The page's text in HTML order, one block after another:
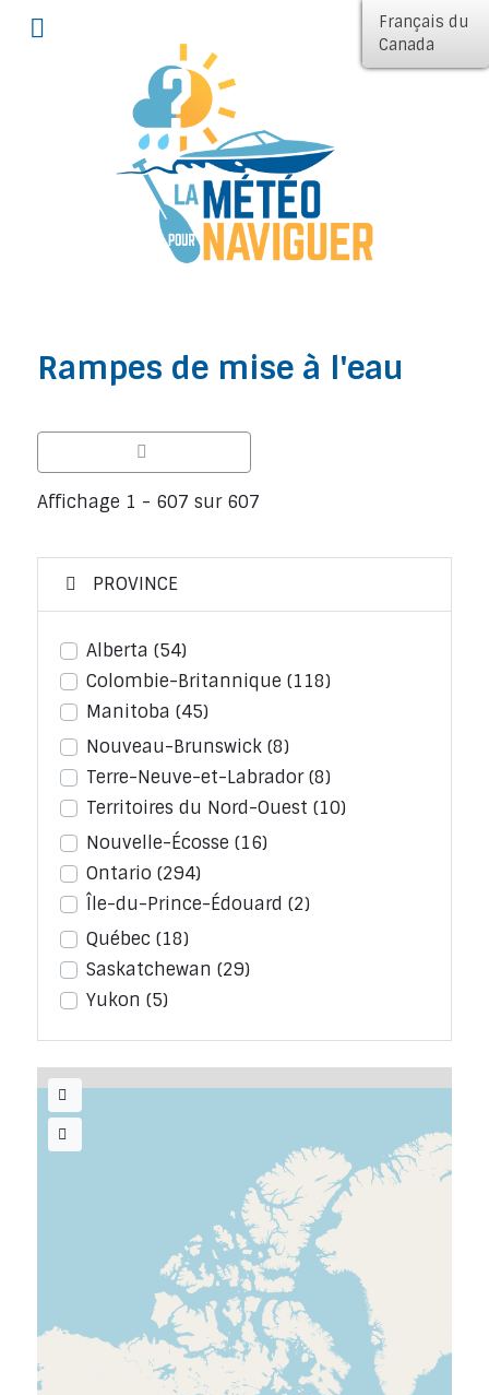
Rampes de mise à l'eau
Affichage 1 - 607 sur 607
PROVINCE
Alberta (54)
Colombie-Britannique (118)
Manitoba (45)
Nouveau-Brunswick (8)
Terre-Neuve-et-Labrador(8)
Territoires du Nord-Ouest (10)
Nouvelle-Écosse (16)
Ontario (294)
Île-du-Prince-Édouard (2)
Québec (18)
Saskatchewan (29)
Yukon (5)
Français du
Canada